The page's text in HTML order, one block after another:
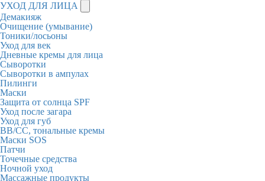
УХОД ДЛЯ ЛИЦА
Демакияж
Очищение (умывание)
Тоники/лосьоны
Уход для век
Дневные кремы для лица
Сыворотки
Сыворотки в ампулах
Пилинги
Маски
Защита от солнца SPF
Уход после загара
Уход для губ
BB/CC, тональные кремы
Маски SOS
Патчи
Точечные средства
Ночной уход
Массажные продукты